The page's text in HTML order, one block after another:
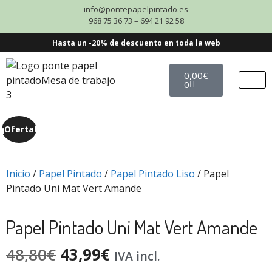
info@pontepapelpintado.es
968 75 36 73 – 694 21 92 58
Hasta un -20% de descuento en toda la web
0,00€
0
¡Oferta!
Inicio / Papel Pintado / Papel Pintado Liso / Papel
Pintado Uni Mat Vert Amande
Papel Pintado Uni Mat Vert Amande
48,80€ 43,99€ IVA incl.